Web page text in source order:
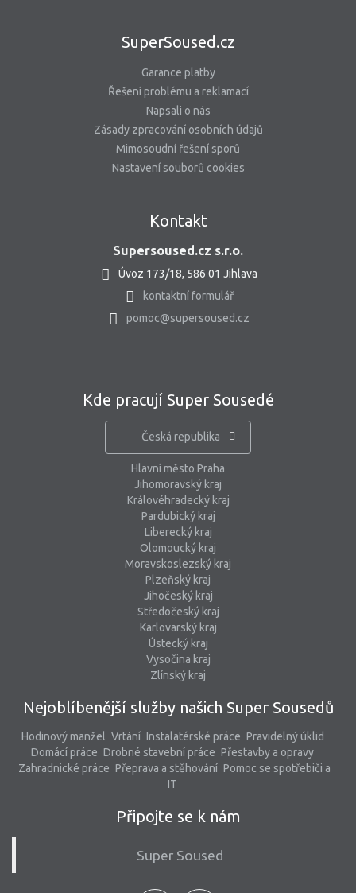
SuperSoused.cz
Garance platby
Řešení problému a reklamací
Napsali o nás
Zásady zpracování osobních údajů
Mimosoudní řešení sporů
Nastavení souborů cookies
Kontakt
Supersoused.cz s.r.o.
Úvoz 173/18, 586 01 Jihlava
kontaktní formulář
pomoc@supersoused.cz
Kde pracují Super Sousedé
Česká republika
Hlavní město Praha
Jihomoravský kraj
Královéhradecký kraj
Pardubický kraj
Liberecký kraj
Olomoucký kraj
Moravskoslezský kraj
Plzeňský kraj
Jihočeský kraj
Středočeský kraj
Karlovarský kraj
Ústecký kraj
Vysočina kraj
Zlínský kraj
Nejoblíbenější služby našich Super Sousedů
Hodinový manžel Vrtání Instalatérské práce Pravidelný úklid
Domácí práce Drobné stavební práce Přestavby a opravy
Zahradnické práce Přeprava a stěhování Pomoc se spotřebiči a
IT
Připojte se k nám
Super Soused